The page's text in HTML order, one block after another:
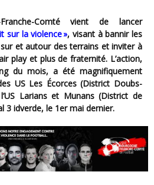
sur la violence », visant à bannir les
et autour des terrains et inviter à
play et plus de fraternité. L’action,
du mois, a été magnifiquement
US Les Écorces (District Doubs-
Larians et Munans (District de
3 idverde, le 1er mai dernier.